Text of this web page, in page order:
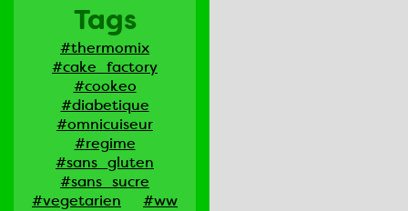
Tags
#thermomix
#cake_factory
#cookeo
#diabetique
#omnicuiseur
#regime
#sans_gluten
#sans_sucre
#vegetarien
#ww